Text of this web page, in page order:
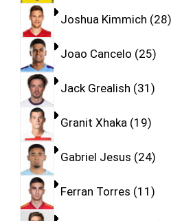
Joshua Kimmich 28
Joao Cancelo 25
Jack Grealish 31
Granit Xhaka 19
Gabriel Jesus 24
Ferran Torres 11